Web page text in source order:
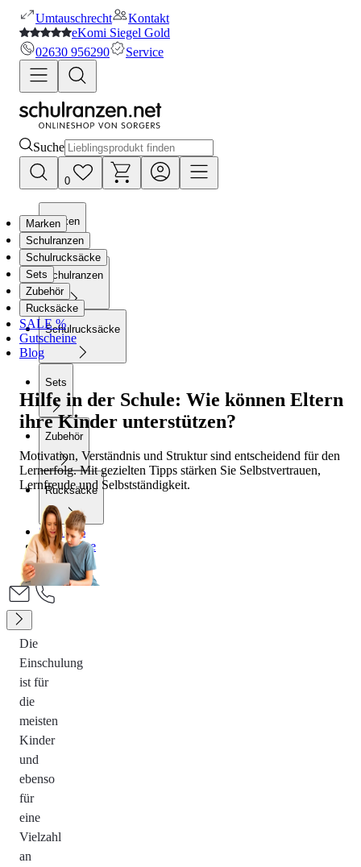
Umtauschrecht
Kontakt
eKomi Siegel Gold
02630 956290
Service
Suche
0
Marken
Schulranzen
Schulrucksäcke
Sets
Zubehör
Rucksäcke
SALE %
Gutscheine
Blog
Marken
Schulranzen
Schulrucksäcke
Sets
Zubehör
Rucksäcke
SALE %
Gutscheine
Blog
Hilfe in der Schule: Wie können Eltern
ihre Kinder unterstützen?
Motivation, Verständnis und Struktur sind entscheidend für den
Lernerfolg. Mit gezielten Tipps stärken Sie Selbstvertrauen,
Lernfreude und Selbstständigkeit.
Die
Einschulung
ist für
die
meisten
Kinder
und
ebenso
für
eine
Vielzahl
an